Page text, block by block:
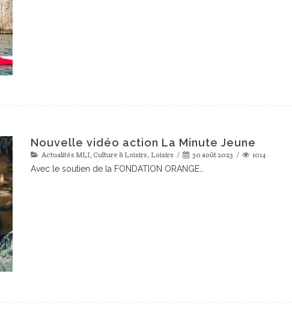
Nouvelle vidéo action La Minute Jeune
Actualités MLI Culture & Loisirs Loisirs 30 août 2023 1014
Avec le soutien de la FONDATION ORANGE…